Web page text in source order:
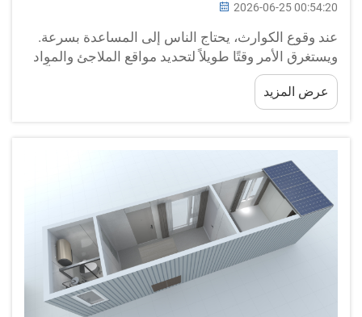
2026-06-25 00:54:20
عند وقوع الكوارث، يحتاج الناس إلى المساعدة بسرعة.
ويستغرق الأمر وقتًا طويلاً لتحديد مواقع الملاجئ والمواد
خاص: المنازل الجاهزة القابلة للتوسيع. ويمكن تركيب
هذه المنازل بسرعة كبيرة ونقلها بسهولة. وهي توفر
عرض المزيد